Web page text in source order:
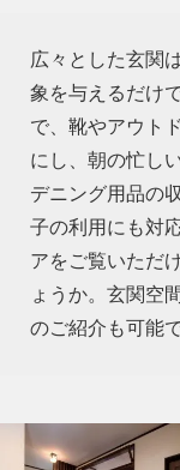
広々とした玄関
象を与えるだけ
で、靴やアウト
にし、朝の忙し
デニング用品の
子の利用にも対
アをご覧いただ
ょうか。玄関空
のご紹介も可能